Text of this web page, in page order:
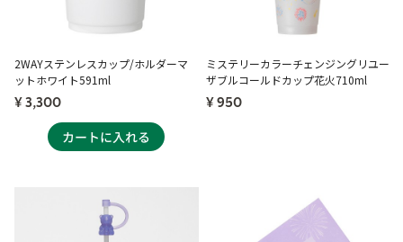
2WAYステンレスカップ/ホルダーマ
ットホワイト591ml
¥ 3,300
ミステリーカラーチェンジングリユー
ザブルコールドカップ花火710ml
¥ 950